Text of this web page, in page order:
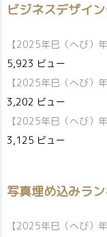
ビジネスデザイ
【2025年巳（へび）
5,923 ビュー
【2025年巳（へび）
3,202 ビュー
【2025年巳（へび）
3,125 ビュー
写真埋め込みラ
【2025年巳（へび）